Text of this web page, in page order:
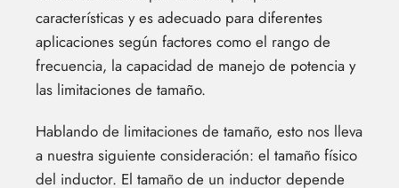
características y es adecuado para diferentes
aplicaciones según factores como el rango de
frecuencia, la capacidad de manejo de potencia y
las limitaciones de tamaño.
Hablando de limitaciones de tamaño, esto nos lleva
a nuestra siguiente consideración: el tamaño físico
del inductor. El tamaño de un inductor depende